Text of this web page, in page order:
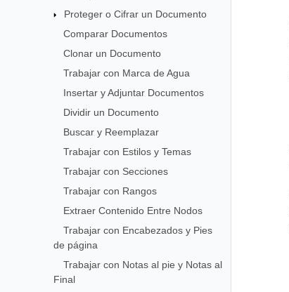
Proteger o Cifrar un Documento
Comparar Documentos
Clonar un Documento
Trabajar con Marca de Agua
Insertar y Adjuntar Documentos
Dividir un Documento
Buscar y Reemplazar
Trabajar con Estilos y Temas
Trabajar con Secciones
Trabajar con Rangos
Extraer Contenido Entre Nodos
Trabajar con Encabezados y Pies
de página
Trabajar con Notas al pie y Notas al
Final